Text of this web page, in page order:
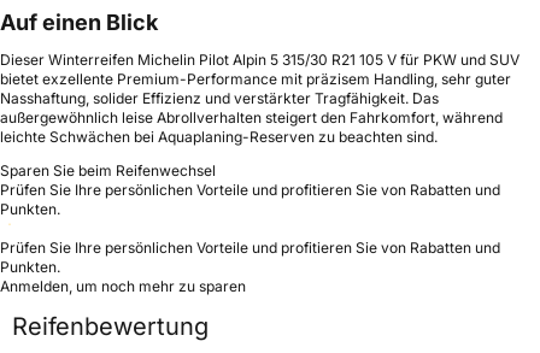
Auf einen Blick
Dieser Winterreifen Michelin Pilot Alpin 5 315/30 R21 105 V für PKW und SUV
bietet exzellente Premium-Performance mit präzisem Handling, sehr guter
Nasshaftung, solider Effizienz und verstärkter Tragfähigkeit. Das
außergewöhnlich leise Abrollverhalten steigert den Fahrkomfort, während
leichte Schwächen bei Aquaplaning-Reserven zu beachten sind.
Sparen Sie beim Reifenwechsel
Prüfen Sie Ihre persönlichen Vorteile und profitieren Sie von Rabatten und
Punkten.
Prüfen Sie Ihre persönlichen Vorteile und profitieren Sie von Rabatten und
Punkten.
Anmelden, um noch mehr zu sparen
Reifenbewertung